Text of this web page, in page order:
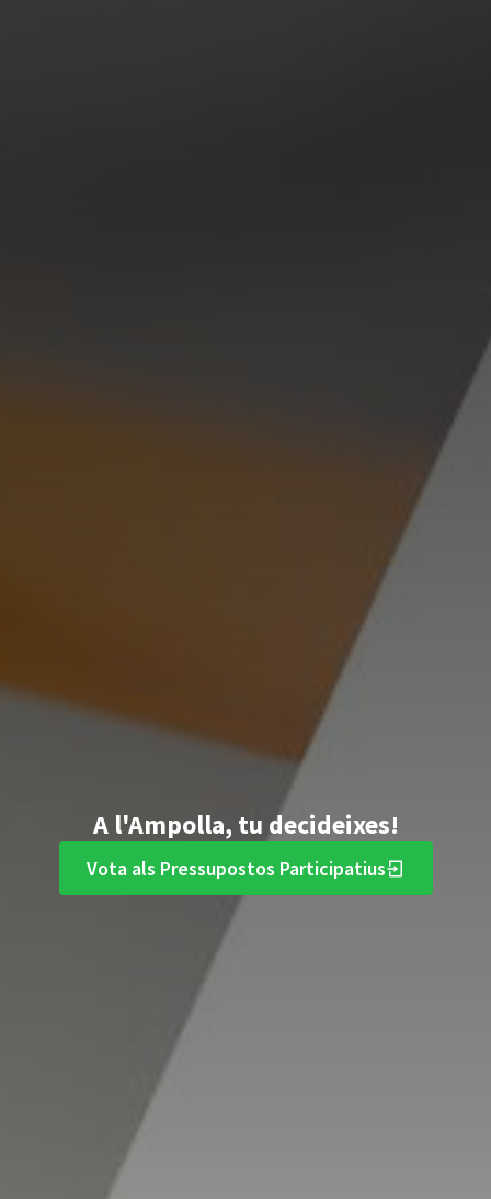
A l'Ampolla, tu decideixes!
Vota als Pressupostos Participatius